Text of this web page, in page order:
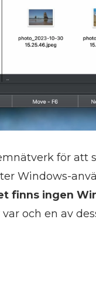
för att
Windows-
finns ingen
och en av